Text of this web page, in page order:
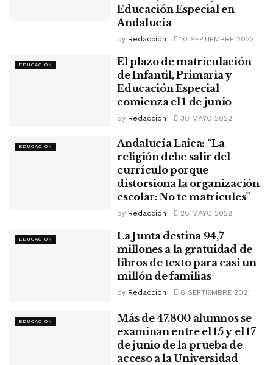
Educación Especial en
Andalucía
by Redacción 10 SEPTIEMBRE 2022
EDUCACIÓN
El plazo de matriculación
de Infantil, Primaria y
Educación Especial
comienza el 1 de junio
by Redacción 30 MAYO 2022
EDUCACIÓN
Andalucía Laica: “La
religión debe salir del
currículo porque
distorsiona la organización
escolar: No te matricules”
by Redacción 26 MAYO 2022
EDUCACIÓN
La Junta destina 94,7
millones a la gratuidad de
libros de texto para casi un
millón de familias
by Redacción 6 SEPTIEMBRE 2021
EDUCACIÓN
Más de 47.800 alumnos se
examinan entre el 15 y el 17
de junio de la prueba de
acceso a la Universidad